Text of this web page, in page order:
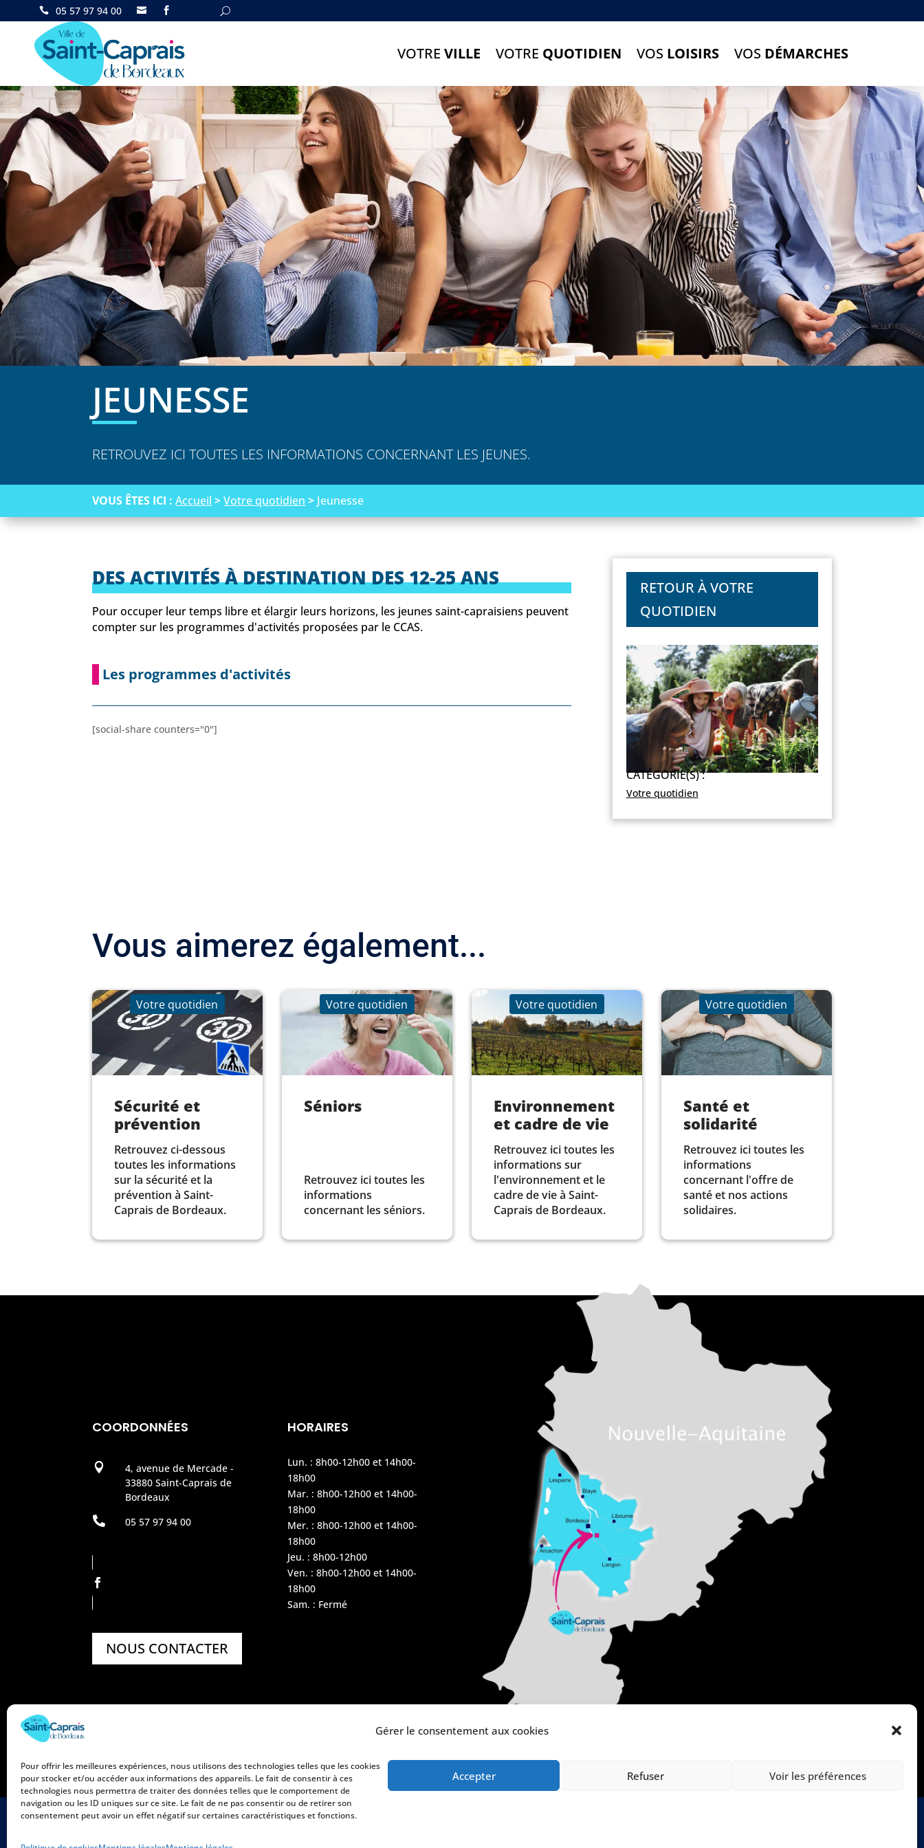
Gérer le consentement aux cookies
Pour offrir les meilleures expériences, nous utilisons des technologies telles que les cookies
pour stocker et/ou accéder aux informations des appareils. Le fait de consentir à ces
technologies nous permettra de traiter des données telles que le comportement de
navigation ou les ID uniques sur ce site. Le fait de ne pas consentir ou de retirer son
consentement peut avoir un effet négatif sur certaines caractéristiques et fonctions.
Accepter Refuser Voir les préférences
05 57 97 94 00  
VOTRE VILLE VOTRE QUOTIDIEN VOS LOISIRS VOS DÉMARCHES
JEUNESSE
RETROUVEZ ICI TOUTES LES INFORMATIONS CONCERNANT LES JEUNES.
VOUS ÊTES ICI :Accueil >Votre quotidien > Jeunesse
DES ACTIVITÉS À DESTINATION DES 12-25 ANS
Pour occuper leur temps libre et élargir leurs horizons, les jeunes saint-capraisiens peuvent
compter sur les programmes d'activités proposées par le CCAS.
Les programmes d'activités
[social-share counters="0"]
RETOUR À VOTRE
QUOTIDIEN
CATÉGORIE(S) :
Votre quotidien
Vous aimerez également...
Votre quotidien
Sécurité et
prévention
Retrouvez ci-dessous
toutes les informations
sur la sécurité et la
prévention à Saint-
Caprais de Bordeaux.
Votre quotidien
Séniors
Retrouvez ici toutes les
informations
concernant les séniors.
Votre quotidien
Environnement
et cadre de vie
Retrouvez ici toutes les
informations sur
l'environnement et le
cadre de vie à Saint-
Caprais de Bordeaux.
Votre quotidien
Santé et
solidarité
Retrouvez ici toutes les
informations
concernant l'offre de
santé et nos actions
solidaires.
COORDONNÉES

4, avenue de Mercade -
33880 Saint-Caprais de
Bordeaux
 05 57 97 94 00
NOUS CONTACTER
HORAIRES
Lun. : 8h00-12h00 et 14h00-
18h00
Mar. : 8h00-12h00 et 14h00-
18h00
Mer. : 8h00-12h00 et 14h00-
18h00
Jeu. : 8h00-12h00
Ven. : 8h00-12h00 et 14h00-
18h00
Sam. : Fermé